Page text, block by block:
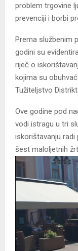
problem trgovine
prevenciji i borbi
Prema službenim
godini su
riječ o
kojima su
Tužiteljstvo
Ove godine pod
vodi istragu u tri
iskorištavanju radi
šest maloljetnih